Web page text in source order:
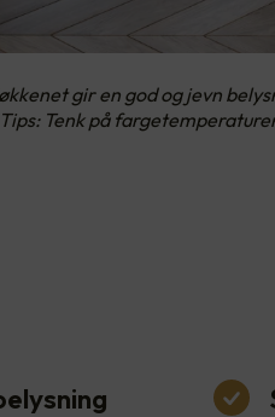
gir en god og jevn
Tenk på